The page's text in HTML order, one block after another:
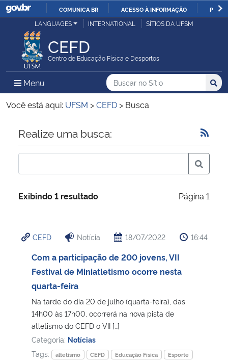
IR
COMUNICA BR ACESSO À INFORMAÇÃO
Ministério da Justiça e Segurança Pública
Ministério da Defesa
Ministério das Relações Exteriores
Ministério da Economia
Ministério da Infraestrutura
Ministério da Cidadania
Ministério de Minas e Energia
Ministério da Ciência, Tecnologia, Inovações e Comunicações
Ministério do Meio Ambiente
LANGUAGES INTERNATIONAL SÍTIOS DA UFSM
CEFD
Centro de Educação Física e Desportos
Menu Menu Principal do Sítio
Busca
Buscar no no Sítio
Busca:
Você está aqui: UFSM >CEFD > Busca
Início do conteúdo
Realize uma busca:
Exibindo 1 resultado Página 1
CEFD Notícia 18/07/2022 16:44
Com a participação de 200 jovens, VII
Festival de Miniatletismo ocorre nesta
quarta-feira
Na tarde do dia 20 de julho (quarta-feira), das
14h00 às 17h00, ocorrerá na nova pista de
atletismo do CEFD o VII […]
Categoria: Notícias
Tags:
altetismo CEFD Educação Física
Esporte